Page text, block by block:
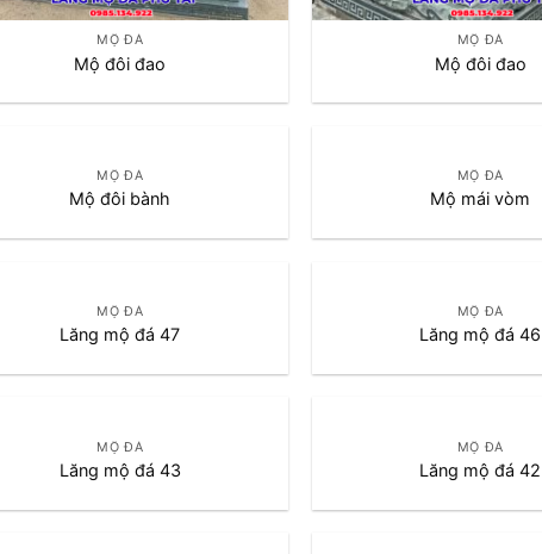
MỘ ĐÁ
Mộ đôi đao
MỘ ĐÁ
Mộ đôi đao
MỘ ĐÁ
Mộ đôi bành
MỘ ĐÁ
Mộ mái vòm
MỘ ĐÁ
Lăng mộ đá 47
MỘ ĐÁ
Lăng mộ đá 46
MỘ ĐÁ
Lăng mộ đá 43
MỘ ĐÁ
Lăng mộ đá 42